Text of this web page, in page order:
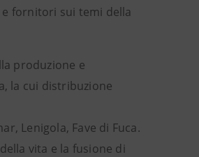
fornitori sui temi della
produzione e
la cui distribuzione
Lenigola, Fave di Fuca.
vita e la fusione di